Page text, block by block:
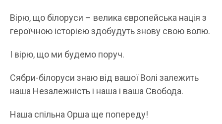
Вірю, що білоруси – велика європейська нація з
героїчною історією здобудуть знову свою волю.
І вірю, що ми будемо поруч.
Сябри-білоруси знаю від вашої Волі залежить
наша Незалежність і наша і ваша Свобода.
Наша спільна Орша ще попереду!